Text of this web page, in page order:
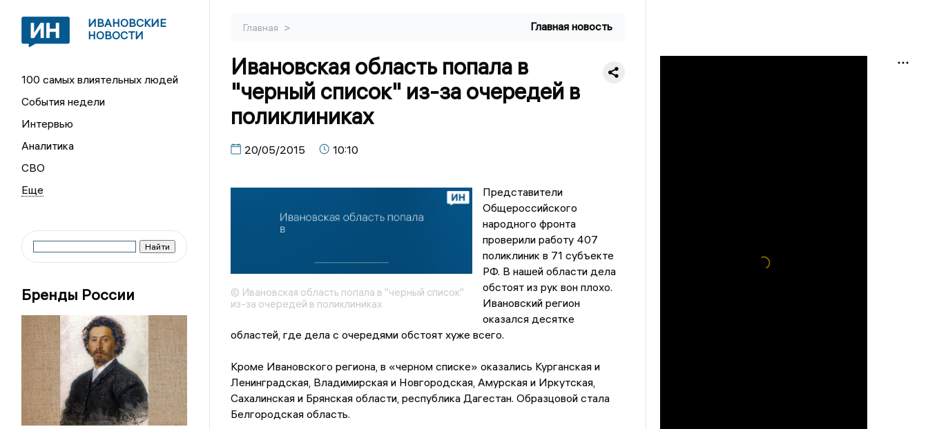
ИВАНОВСКИЕ
НОВОСТИ
100 самых влиятельных людей
События недели
Интервью
Аналитика
СВО
Бренды России
Главная > Главная новость
Ивановская область попала в
"черный список" из-за очередей в
поликлиниках
20/05/2015 10:10
© Ивановская область попала в "черный список"
из-за очередей в поликлиниках
Представители
Общероссийского
народного фронта
проверили работу 407
поликлиник в 71 субъекте
РФ. В нашей области дела
обстоят из рук вон плохо.
Ивановский регион
оказался десятке
областей, где дела с очередями обстоят хуже всего.
Кроме Ивановского региона, в «черном списке» оказались Курганская и
Ленинградская, Владимирская и Новгородская, Амурская и Иркутская,
Сахалинская и Брянская области, республика Дагестан. Образцовой стала
Белгородская область.